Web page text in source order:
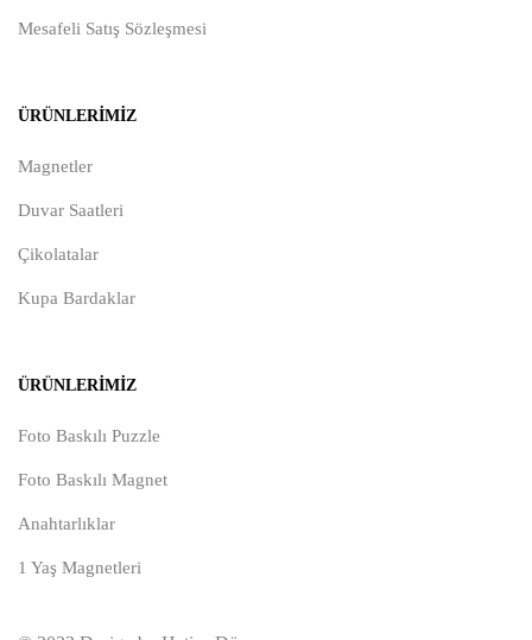
Mesafeli Satış Sözleşmesi
ÜRÜNLERIMIZ
Magnetler
Duvar Saatleri
Çikolatalar
Kupa Bardaklar
ÜRÜNLERIMIZ
Foto Baskılı Puzzle
Foto Baskılı Magnet
Anahtarlıklar
1 Yaş Magnetleri